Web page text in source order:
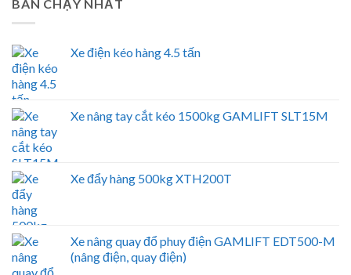
BÁN CHẠY NHẤT
Xe điện kéo hàng 4.5 tấn
Xe nâng tay cắt kéo 1500kg GAMLIFT SLT15M
Xe đẩy hàng 500kg XTH200T
Xe nâng quay đổ phuy điện GAMLIFT EDT500-M
(nâng điện, quay điện)